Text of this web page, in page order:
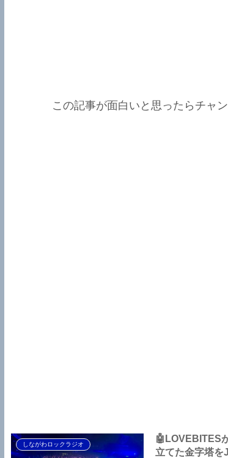
この記事が面白いと思ったらチャ
しながわロックラジオ
🤖LOVEBITES
立てた金字塔を